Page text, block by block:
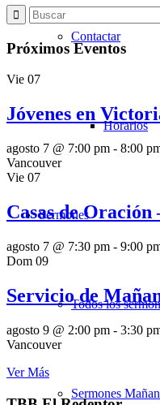
Contactar
Horarios
Sermones
Todos los
Sermones
Próximos Eventos
Vie 07
Jóvenes en
agosto 7 @ 7:00 pm - 8:00
Vancouver
Vie 07
Casas de Oración
agosto 7 @ 7:30 pm - 9:00
Dom 09
Servicio de
agosto 9 @ 2:00 pm - 3:30
Vancouver
Ver Más